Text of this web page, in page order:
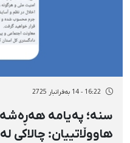
16:22 - 14 بەفرانبار 2725
سنە؛ پەیامە
هاووڵاتییان: چالاکی